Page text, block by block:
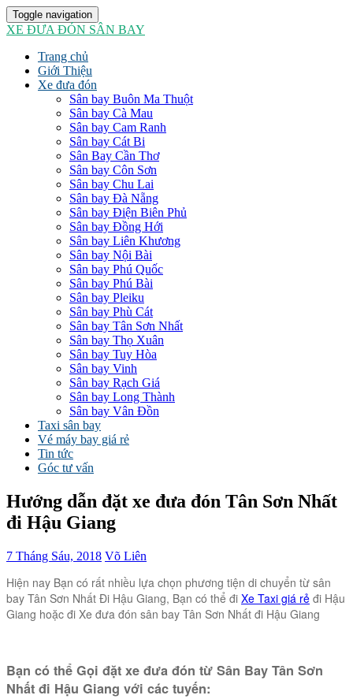
Toggle navigation
XE ĐƯA ĐÓN SÂN BAY
Trang chủ
Giới Thiệu
Xe đưa đón
Sân bay Buôn Ma Thuột
Sân bay Cà Mau
Sân bay Cam Ranh
Sân bay Cát Bi
Sân Bay Cần Thơ
Sân bay Côn Sơn
Sân bay Chu Lai
Sân bay Đà Nẵng
Sân bay Điện Biên Phủ
Sân bay Đồng Hới
Sân bay Liên Khương
Sân bay Nội Bài
Sân bay Phú Quốc
Sân bay Phú Bài
Sân bay Pleiku
Sân bay Phù Cát
Sân bay Tân Sơn Nhất
Sân bay Thọ Xuân
Sân bay Tuy Hòa
Sân bay Vinh
Sân bay Rạch Giá
Sân bay Long Thành
Sân bay Vân Đồn
Taxi sân bay
Vé máy bay giá rẻ
Tin tức
Góc tư vấn
Hướng dẫn đặt xe đưa đón Tân Sơn Nhất
đi Hậu Giang
7 Tháng Sáu, 2018 Võ Liên
Hiện nay Bạn có rất nhiều lựa chọn phương tiện di chuyển từ sân
bay Tân Sơn Nhất Đi Hậu Giang, Bạn có thể đi Xe Taxi giá rẻ đi Hậu
Giang hoặc đi Xe đưa đón sân bay Tân Sơn Nhất đi Hậu Giang
Bạn có thể Gọi đặt xe đưa đón từ Sân Bay Tân Sơn
Nhất đi Hậu Giang với các tuyến: